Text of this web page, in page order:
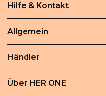
Hilfe & Kontakt
Allgemein
Händler
Über HER ONE